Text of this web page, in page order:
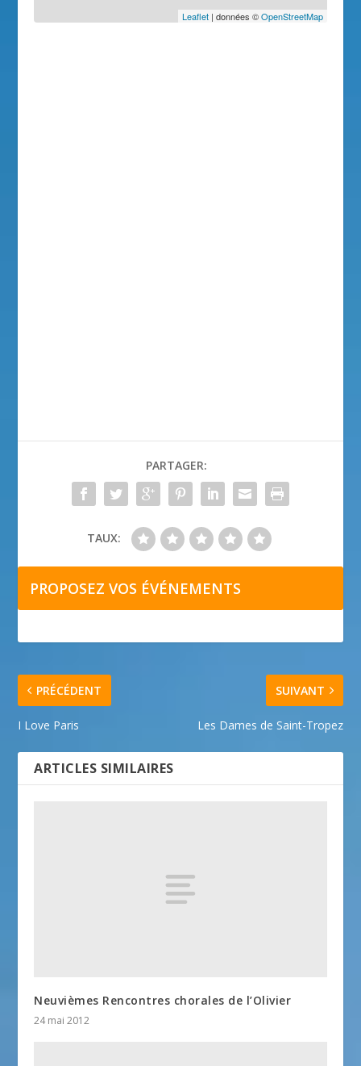
Leaflet| données ©OpenStreetMap
PARTAGER:
TAUX:
PROPOSEZ VOS ÉVÉNEMENTS
PRÉCÉDENT
I Love Paris
SUIVANT
Les Dames de Saint-Tropez
ARTICLES SIMILAIRES
Neuvièmes Rencontres chorales de l’Olivier
24 mai 2012